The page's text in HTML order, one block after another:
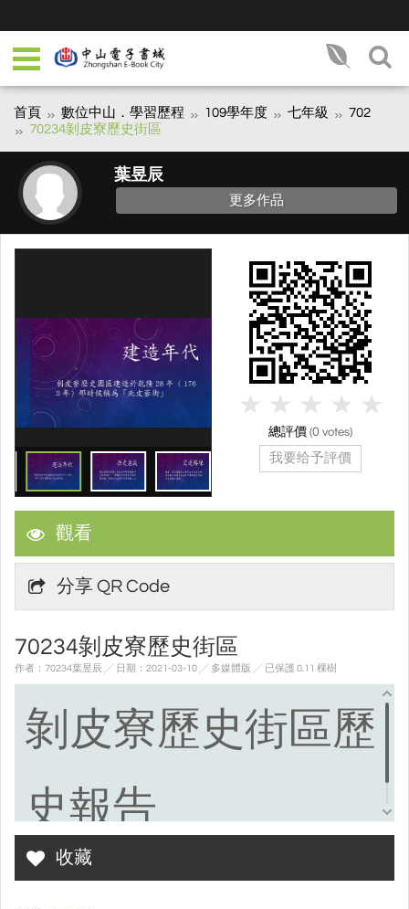
首頁 數位中山．學習歷程 109學年度 七年級
702
70234剝皮寮歷史街區
葉昱辰
更多作品
觀看
分享 QR Code
70234剝皮寮歷史街區
作者：70234葉昱辰 ╱ 日期：2021-03-10 ╱ 多媒體版 ╱ 已保護 0.11 棵樹
剝皮寮歷史街區歷
史報告
收藏
總評價(0 votes)
我要给予評價